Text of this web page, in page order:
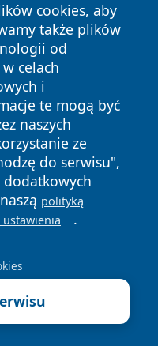
cookies, aby
także plików
od
celach
i
te mogą być
naszych
ze
do serwisu",
dodatkowych
polityką
ustawienia .
prawa zastrzeżone.
Polityka
Cookies